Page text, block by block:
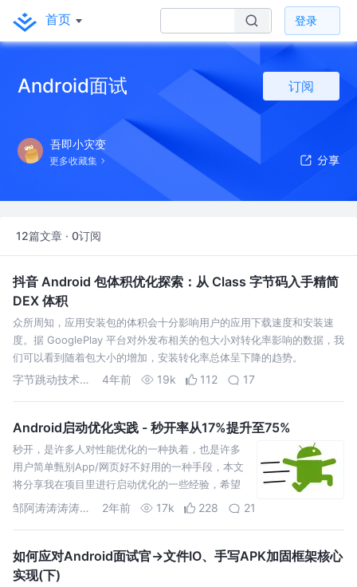
首页 登录
Android面试 订阅
吾即小灾变
更多收藏集
12篇文章 · 0订阅
抖音 Android 包体积优化探索：从 Class 字节码入手精简
DEX 体积
众所周知，应用安装包的体积会十分影响用户的应用下载速度和安装速
度。据 GooglePlay 平台对外发布相关的包大小对转化率影响的数据，我
们可以看到随着包大小的增加，安装转化率总体呈下降的趋势。
字节跳动技术团队 4年前 19k 112 17
Android启动优化实践 - 秒开率从17%提升至75%
秒开，是许多人对性能优化的一种执着，也是许多
用户简单甄别App/网页好不好用的一种手段，本文
将分享我在项目里进行启动优化的一些经验，希望
对大家有帮助。邹阿涛涛涛涛涛涛涛涛 2年前 17k 228 21
如何应对Android面试官->文件IO、手写APK加固框架核心
实现(下)